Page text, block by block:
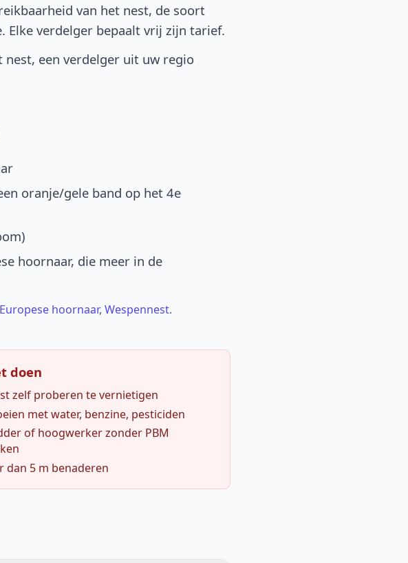
van het nest, de soort
Elke verdelger bepaalt vrij zijn tarief.
nest, een verdelger uit uw regio
oranje/gele band op het 4e
hoornaar, die meer in de
Europese hoornaar, Wespennest.
doen
zelf proberen te vernietigen
met water, benzine, pesticiden
of hoogwerker zonder PBM
dan 5 m benaderen